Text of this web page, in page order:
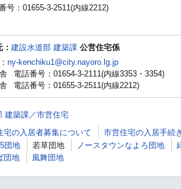
号：01655-3-2511(内線2212)
建設水道部 建築課 公営住宅係
ny-kenchiku1@city.nayoro.lg.jp
電話番号：01654-3-2111(内線3353・3354)
電話番号：01655-3-2511(内線2212)
建築課／市営住宅
宅の入居者募集について
市営住宅の入居手続き
団地
若草団地 ノースタウンなよろ団地
団地
風舞団地